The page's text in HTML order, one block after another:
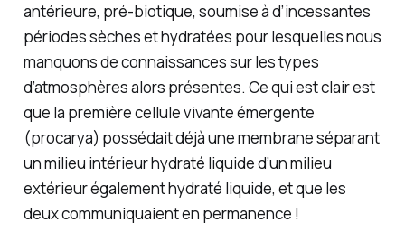
antérieure, pré-biotique, soumise à d’incessantes
périodes sèches et hydratées pour lesquelles nous
manquons de connaissances sur les types
d’atmosphères alors présentes. Ce qui est clair est
que la première cellule vivante émergente
(procarya) possédait déjà une membrane séparant
un milieu intérieur hydraté liquide d’un milieu
extérieur également hydraté liquide, et que les
deux communiquaient en permanence !